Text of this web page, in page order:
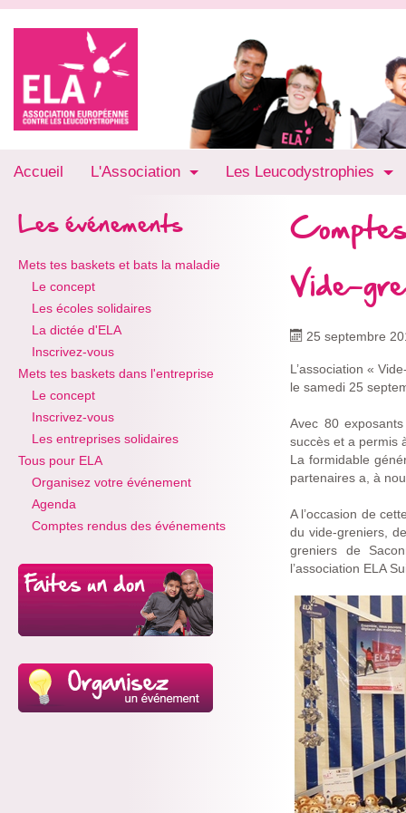
Accueil L'Association Les Leucodystrophies
Les événements
Mets tes baskets et bats la maladie
Le concept
Les écoles solidaires
La dictée d'ELA
Inscrivez-vous
Mets tes baskets dans l'entreprise
Le concept
Inscrivez-vous
Les entreprises solidaires
Tous pour ELA
Organisez votre événement
Agenda
Comptes rendus des événements
Vide-
25 septembre
L’association «
le samedi 25
Avec 80
succès et a permis
La formidable
partenaires a, à
A l’occasion de
du vide-greniers,
greniers de
l’association ELA